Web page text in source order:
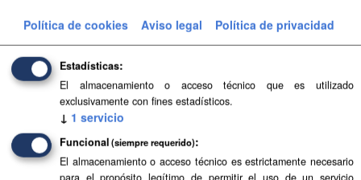
Aprobación Definitiva...
Aprobación Definitiva...
Aprobación Definitiva...
Sentencia del TSJC...
Política de cookies Aviso legal Política de privacidad
Estadísticas
El almacenamiento o acceso técnico que es utilizado
exclusivamente con fines estadísticos.
↓ 1 servicio
Funcional (siempre requerido)
El almacenamiento o acceso técnico es estrictamente necesario
para el propósito legítimo de permitir el uso de un servicio